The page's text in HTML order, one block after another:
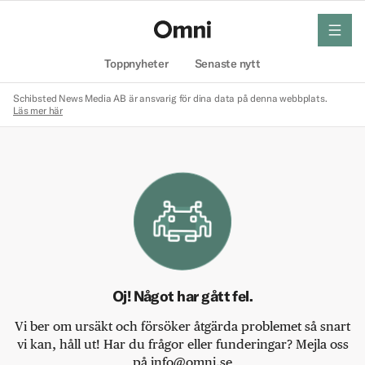
Toppnyheter Senaste nytt
meny
Schibsted News Media AB är ansvarig för dina data på denna webbplats.
Läs mer här
Oj! Något har gått fel.
Vi ber om ursäkt och försöker åtgärda problemet så snart
vi kan, håll ut! Har du frågor eller funderingar? Mejla oss